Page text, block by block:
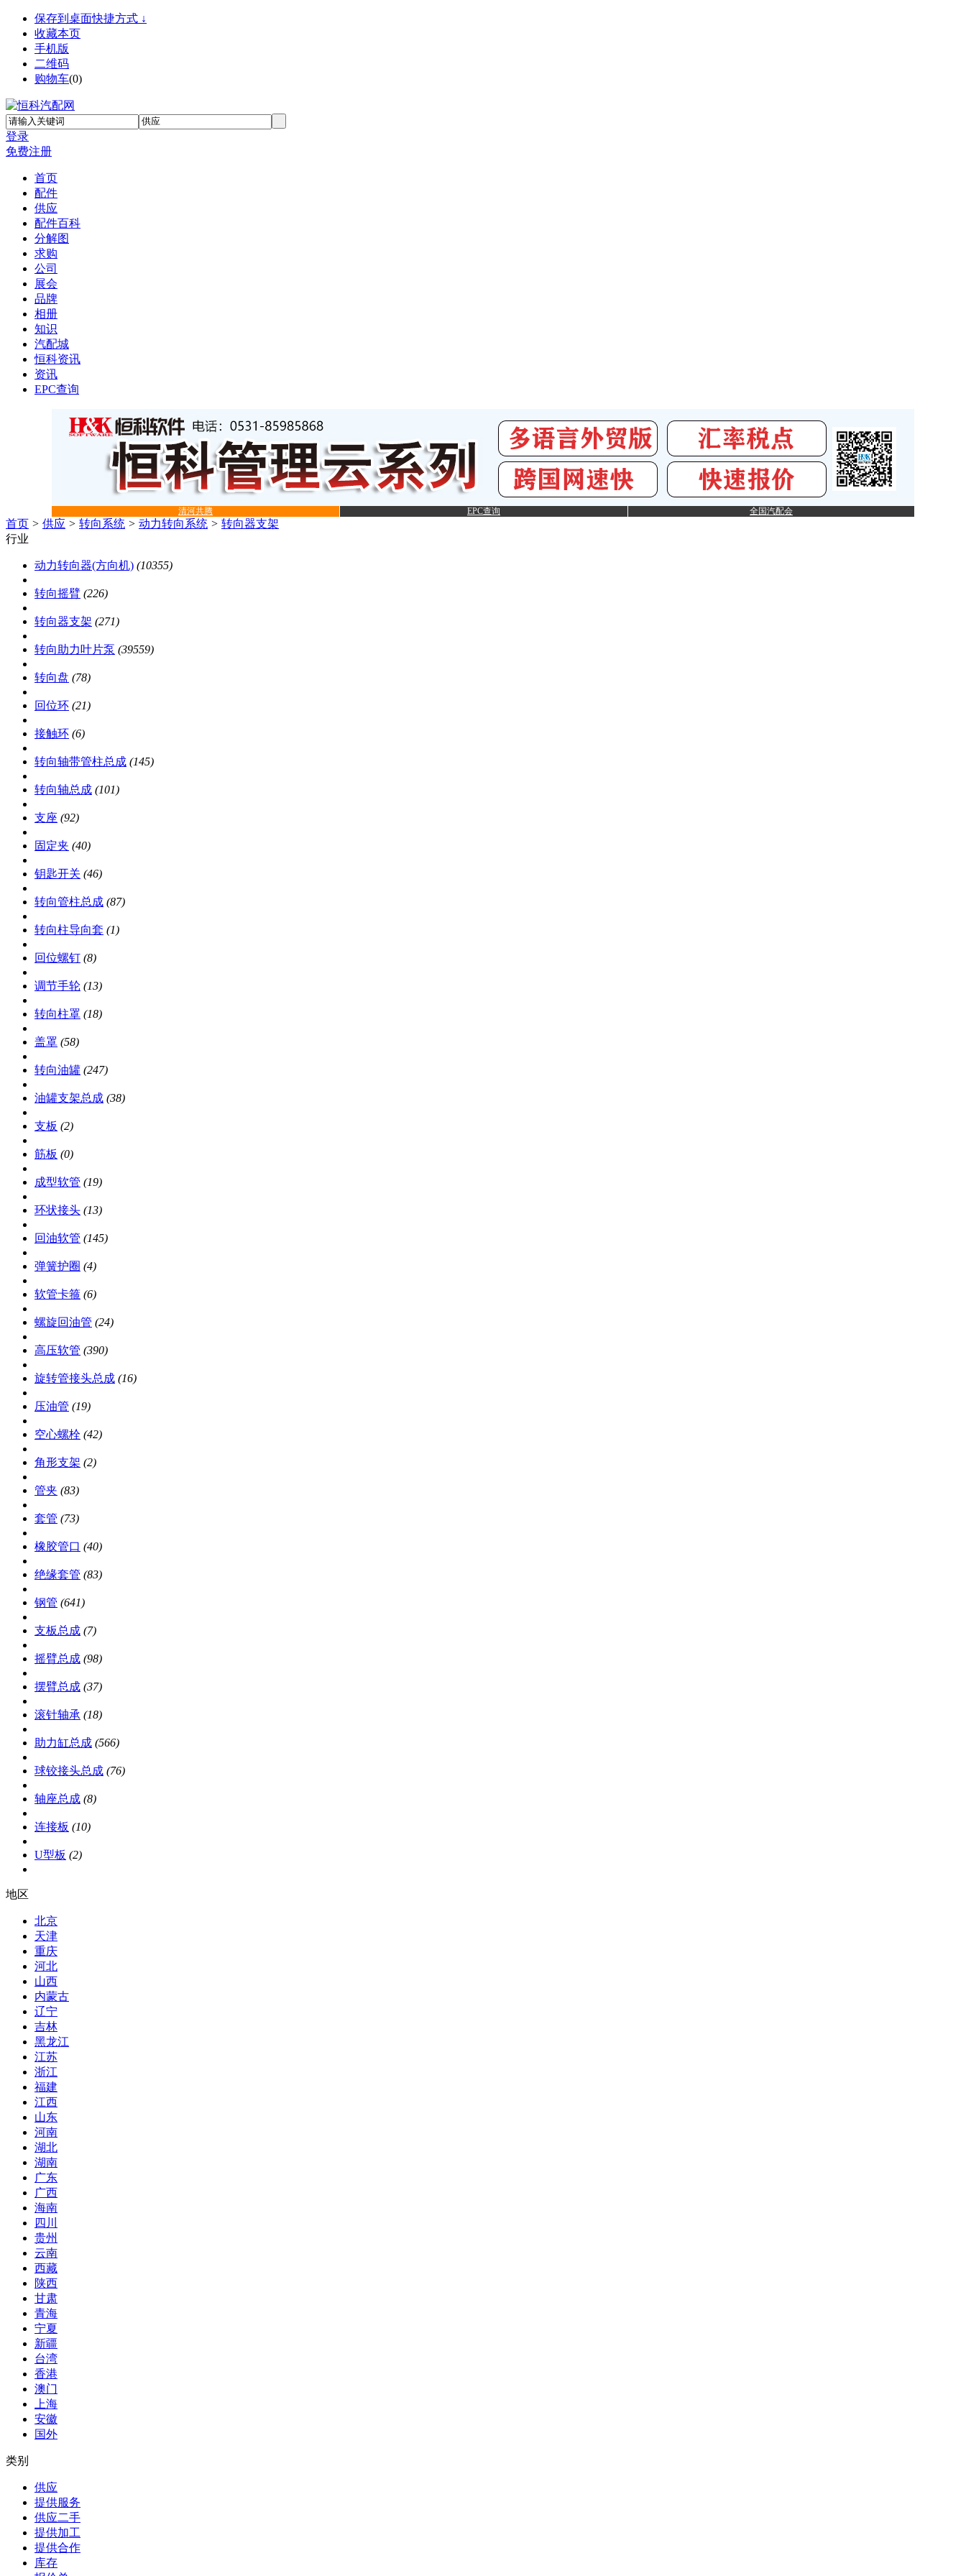
保存到桌面快捷方式 ↓
收藏本页
手机版
二维码
购物车(0)
登录
免费注册
首页
配件
供应
配件百科
分解图
求购
公司
展会
品牌
相册
知识
汽配城
恒科资讯
资讯
EPC查询
清河共腾 EPC查询 全国汽配会
首页 > 供应 > 转向系统 > 动力转向系统 > 转向器支架
行业
动力转向器(方向机) (10355)
转向摇臂 (226)
转向器支架 (271)
转向助力叶片泵 (39559)
转向盘 (78)
回位环 (21)
接触环 (6)
转向轴带管柱总成 (145)
转向轴总成 (101)
支座 (92)
固定夹 (40)
钥匙开关 (46)
转向管柱总成 (87)
转向柱导向套 (1)
回位螺钉 (8)
调节手轮 (13)
转向柱罩 (18)
盖罩 (58)
转向油罐 (247)
油罐支架总成 (38)
支板 (2)
筋板 (0)
成型软管 (19)
环状接头 (13)
回油软管 (145)
弹簧护圈 (4)
软管卡箍 (6)
螺旋回油管 (24)
高压软管 (390)
旋转管接头总成 (16)
压油管 (19)
空心螺栓 (42)
角形支架 (2)
管夹 (83)
套管 (73)
橡胶管口 (40)
绝缘套管 (83)
钢管 (641)
支板总成 (7)
摇臂总成 (98)
摆臂总成 (37)
滚针轴承 (18)
助力缸总成 (566)
球铰接头总成 (76)
轴座总成 (8)
连接板 (10)
U型板 (2)
地区
北京
天津
重庆
河北
山西
内蒙古
辽宁
吉林
黑龙江
江苏
浙江
福建
江西
山东
河南
湖北
湖南
广东
广西
海南
四川
贵州
云南
西藏
陕西
甘肃
青海
宁夏
新疆
台湾
香港
澳门
上海
安徽
国外
类别
供应
提供服务
供应二手
提供加工
提供合作
库存